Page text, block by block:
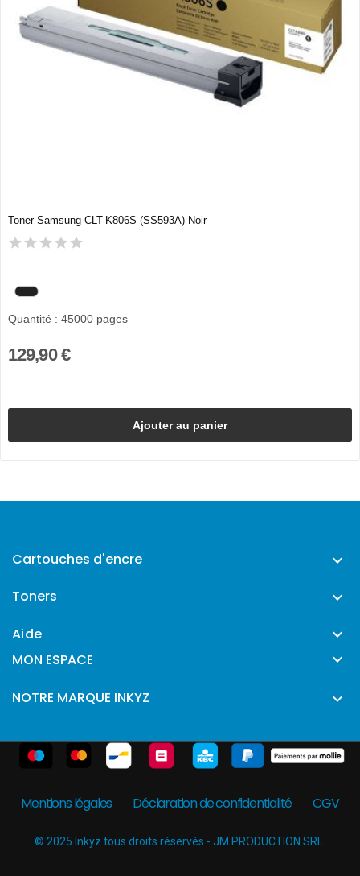
Toner Samsung CLT-K806S (SS593A) Noir
Quantité : 45000 pages
129,90 €
Ajouter au panier
Cartouches d'encre 
Toners 
Aide 
MON ESPACE 
NOTRE MARQUE INKYZ 
Mentions légales Déclaration de confidentialité CGV
© 2025 Inkyz tous droits réservés - JM PRODUCTION SRL